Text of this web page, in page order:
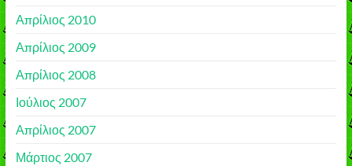
Απρίλιος 2010
Απρίλιος 2009
Απρίλιος 2008
Ιούλιος 2007
Απρίλιος 2007
Μάρτιος 2007